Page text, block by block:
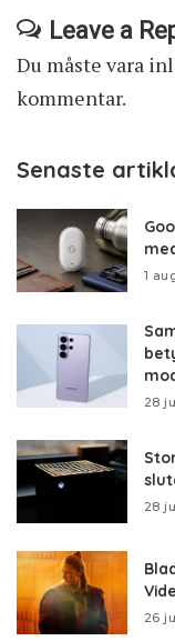
Leave a
Du måste vara
kommentar.
Senaste
1
28
28
26